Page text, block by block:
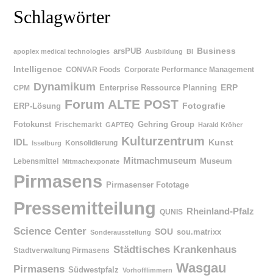
Schlagwörter
apoplex medical technologies arsPUB Ausbildung BI Business
Intelligence CONVAR Foods Corporate Performance Management
CPM Dynamikum Enterprise Ressource Planning
ERP
ERP-Lösung Forum ALTE POST Fotografie
Fotokunst Frischemarkt GAPTEQ Gehring Group Harald Kröher
IDL Isselburg Konsolidierung Kulturzentrum Kunst
Lebensmittel Mitmachexponate Mitmachmuseum Museum
Pirmasens Pirmasenser Fototage
Pressemitteilung QUNIS Rheinland-Pfalz
Science Center Sonderausstellung SOU sou.matrixx
Stadtverwaltung Pirmasens
Städtisches Krankenhaus
Pirmasens Südwestpfalz Vorhofflimmern Wasgau